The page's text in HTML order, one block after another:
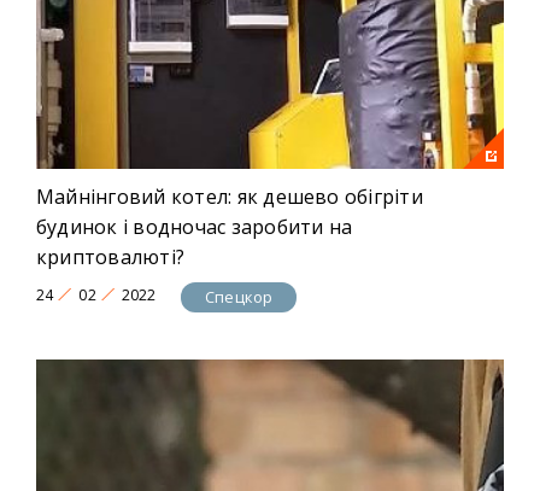
Майнінговий котел: як дешево обігріти
будинок і водночас заробити на
криптовалюті?
24 02 2022 Спецкор